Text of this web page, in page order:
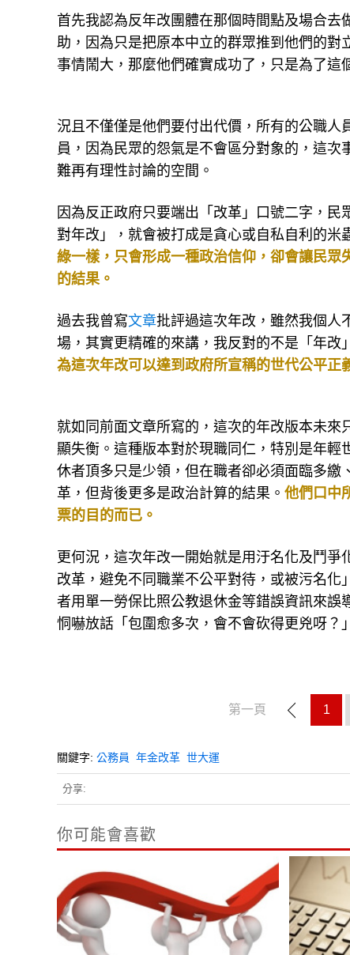
首先我認為反年改團體在那個時間點及場合
助，因為只是把原本中立的群眾推到他們的
事情鬧大，那麼他們確實成功了，只是為了這
況且不僅僅是他們要付出代價，所有的公職
員，因為民眾的怨氣是不會區分對象的，這
難再有理性討論的空間。
因為反正政府只要端出「改革」口號二字，
對年改」，就會被打成是貪心或自私自利的米
綠一樣，只會形成一種政治信仰，卻會讓民
的結果。
過去我曾寫文章批評過這次年改，雖然我個人
場，其實更精確的來講，我反對的不是「年改
為這次年改可以達到政府所宣稱的世代公平正
就如同前面文章所寫的，這次的年改版本未
顯失衡。這種版本對於現職同仁，特別是年
休者頂多只是少領，但在職者卻必須面臨多
革，但背後更多是政治計算的結果。 他們口中
票的目的而已。
更何況，這次年改一開始就是用汙名化及鬥
改革，避免不同職業不公平對待，或被污名
者用單一勞保比照公教退休金等錯誤資訊來
恫嚇放話「包圍愈多次，會不會砍得更兇呀？
第一頁 1
關鍵字: 公務員 年金改革 世大運
分享:
你可能會喜歡